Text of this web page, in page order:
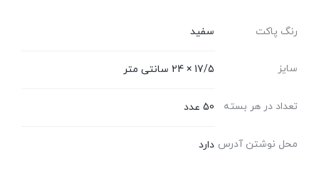
رنگ پاکت سفید
سایز 17/5 × 24 سانتی متر
تعداد در هر بسته 50 عدد
محل نوشتن آدرس دارد